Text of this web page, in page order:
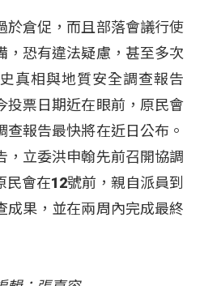
於倉促，而且部落會議行使
，恐有違法疑慮，甚至多次
真相與地質安全調查報告
投票日期近在眼前，原民會
查報告最快將在近日公布。
，立委洪申翰先前召開協調
會在12號前，親自派員到
成果，並在兩周內完成最終